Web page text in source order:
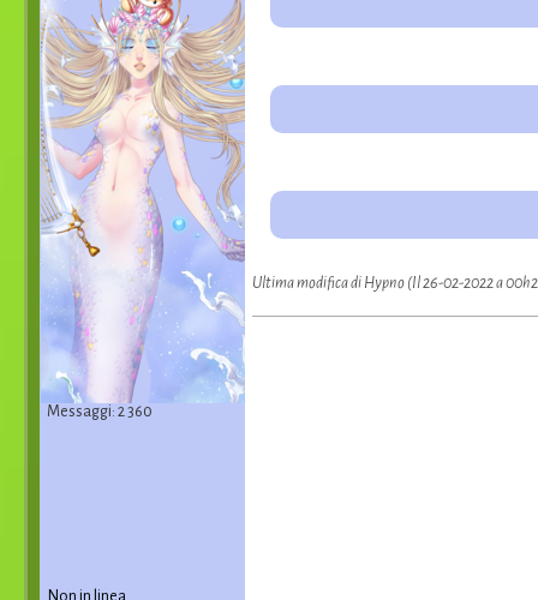
Messaggi: 2 360
Ultima modifica di Hypno (Il 26-02-2022 a
Non in linea